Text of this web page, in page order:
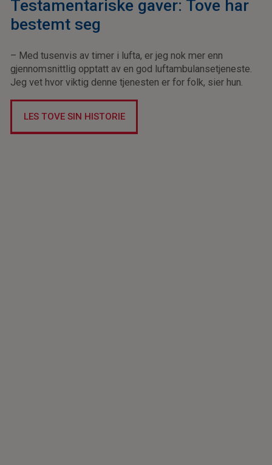
Testamentariske gaver: Tove har
bestemt seg
– Med tusenvis av timer i lufta, er jeg nok mer enn
gjennomsnittlig opptatt av en god luftambulansetjeneste.
Jeg vet hvor viktig denne tjenesten er for folk, sier hun.
LES TOVE SIN HISTORIE